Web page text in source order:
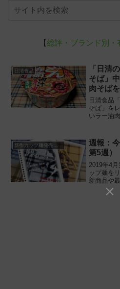
【総評・ブランド別・
日清食品
「日清
そば」
肉そば
日清食品
そば」を
いラー油
ンスパイ
際に食べ
す。
週報：
第5週）
2019年4
ップ麺を
新商品や
イトルも
新製品や